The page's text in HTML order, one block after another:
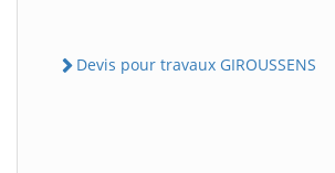
Devis pour travaux GIROUSSENS